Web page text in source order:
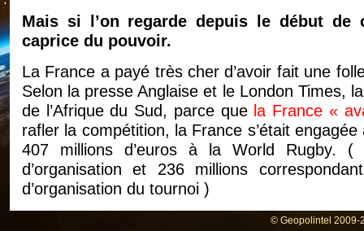
Mais si l’on regarde depuis le début
caprice du pouvoir.
La France a payé très cher d’avoir fait une
Selon la presse Anglaise et le London Times,
de l’Afrique du Sud, parce que la France «
rafler la compétition, la France s’était
407 millions d’euros à la World Rugby. (
d’organisation et 236 millions
d’organisation du tournoi )
En janvier 2017, la Fédération Française
© Geopolintel 2009-